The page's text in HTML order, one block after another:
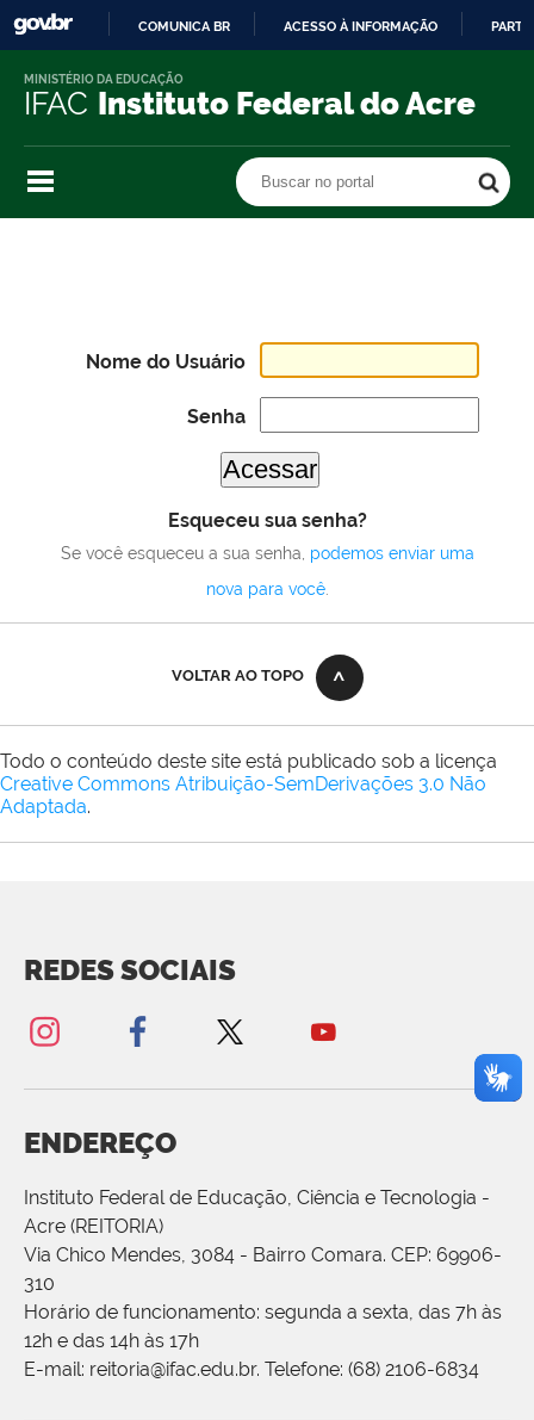
O
COMUNICA BR ACESSO À INFORMAÇÃO
IFAC Instituto Federal do Acre
MINISTÉRIO DA EDUCAÇÃO
Buscar no portal
Nome do Usuário
Senha
Esqueceu sua senha?
Se você esqueceu a sua senha, podemos enviar uma
nova para você.
VOLTAR AO TOPO
Todo o conteúdo deste site está publicado sob a licença
Creative Commons Atribuição-SemDerivações 3.0 Não
Adaptada.
REDES SOCIAIS
ENDEREÇO
Instituto Federal de Educação, Ciência e Tecnologia -
Acre (REITORIA)
Via Chico Mendes, 3084 - Bairro Comara. CEP: 69906-
310
Horário de funcionamento: segunda a sexta, das 7h às
12h e das 14h às 17h
E-mail: reitoria@ifac.edu.br. Telefone: (68) 2106-6834